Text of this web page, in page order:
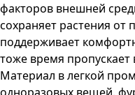
факторов внешней
сохраняет растения от
поддерживает
тоже время
Материал в легкой